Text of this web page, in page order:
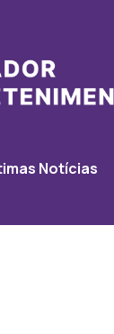
Notícias